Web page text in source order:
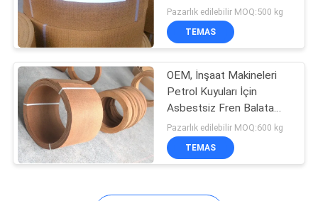
levhası malzemesi
Pazarlık edilebilir MOQ:500 kg
TEMAS
OEM, İnşaat Makineleri
Petrol Kuyuları İçin
Asbestsiz Fren Balata
Malzemesi Sundu
Pazarlık edilebilir MOQ:600 kg
TEMAS